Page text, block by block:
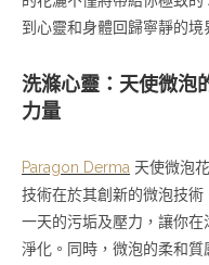
到心靈和身體回歸寧靜的境
洗滌心靈：天使微泡
力量
Paragon Derma 天使微泡
技術在於其創新的微泡技
一天的污垢及壓力，讓你
淨化。同時，微泡的柔和